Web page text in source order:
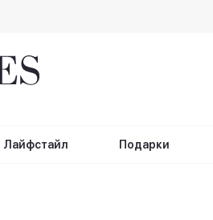
Лайфстайл Подарки